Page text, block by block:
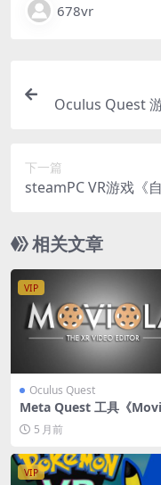
678vr
Oculus Quest
下一篇
steamPC VR游戏《
相关文章
VIP
Oculus Quest
Meta Quest 工具《
视频编辑器》Moviola
Editor
5 月前
VIP